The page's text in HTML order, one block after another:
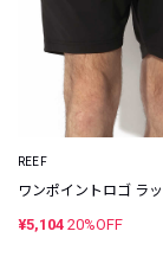
REEF
ワンポイントロゴ ラ
¥5,104 20%OFF